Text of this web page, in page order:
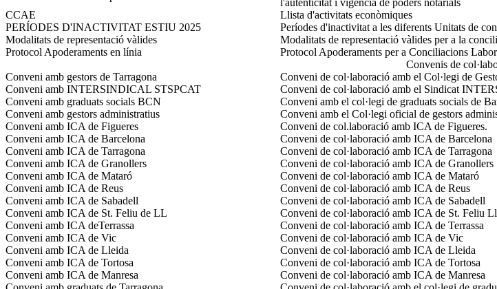
l'autenticitat i vigència de poders notarials
CCAE
Llista d'activitats econòmiques
PERÍODES D'INACTIVITAT ESTIU 2025
Períodes d'inactivitat a les diferents Unitats de
Modalitats de representació vàlides
Modalitats de representació vàlides per a la
Protocol Apoderaments en línia
Protocol Apoderaments per a Conciliacions
Convenis de
Conveni amb gestors de Tarragona
Conveni de col·laboració amb el Col·legi de
Conveni amb INTERSINDICAL STSPCAT
Conveni de col·laboració amb el Sindicat
Conveni amb graduats socials BCN
Conveni amb el col·legi de graduats socials de
Conveni amb gestors administratius
Conveni amb el Col·legi oficial de gestors
Conveni amb ICA de Figueres
Conveni de col.laboració amb ICA de Figueres.
Conveni amb ICA de Barcelona
Conveni de col·laboració amb ICA de Barcelona
Conveni amb ICA de Tarragona
Conveni de col·laboració amb ICA de Tarragona
Conveni amb ICA de Granollers
Conveni de col·laboració amb ICA de Granollers
Conveni amb ICA de Mataró
Conveni de col·laboració amb ICA de Mataró
Conveni amb ICA de Reus
Conveni de col·laboració amb ICA de Reus
Conveni amb ICA de Sabadell
Conveni de col·laboració amb ICA de Sabadell
Conveni amb ICA de St. Feliu de LL
Conveni de col·laboració amb ICA de St. Feliu
Conveni amb ICA deTerrassa
Conveni de col·laboració amb ICA de Terrassa
Conveni amb ICA de Vic
Conveni de col·laboració amb ICA de Vic
Conveni amb ICA de Lleida
Conveni de col·laboració amb ICA de Lleida
Conveni amb ICA de Tortosa
Conveni de col·laboració amb ICA de Tortosa
Conveni amb ICA de Manresa
Conveni de col·laboració amb ICA de Manresa